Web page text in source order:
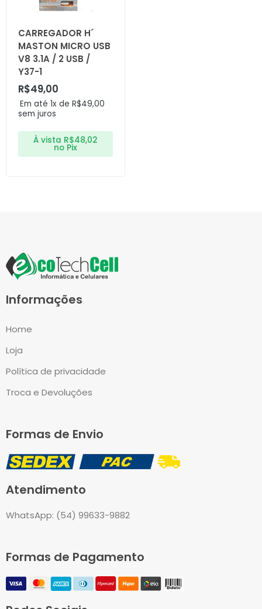
CARREGADOR H´
MASTON MICRO USB
V8 3.1A / 2 USB /
Y37-1
R$49,00
Em até 1x deR$49,00
sem juros
À vista R$48,02
no Pix
Informações
Home
Loja
Política de privacidade
Troca e Devoluções
Formas de Envio
Atendimento
WhatsApp: (54) 99633-9882
Formas de Pagamento